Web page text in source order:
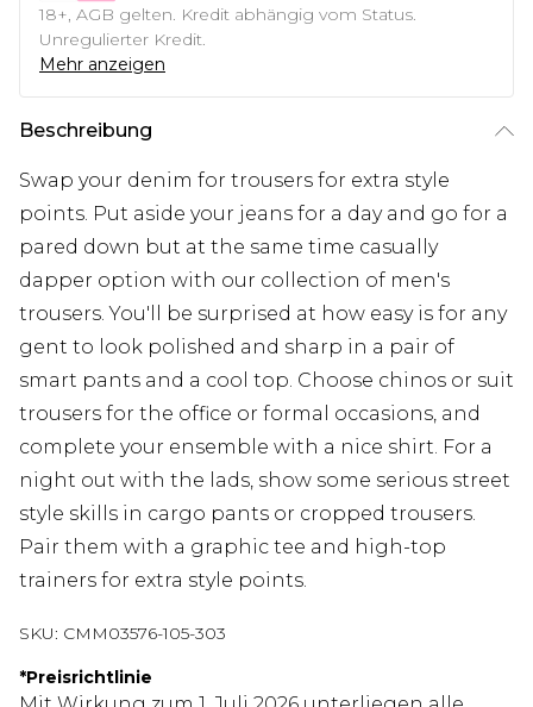
18+, AGB gelten. Kredit abhängig vom Status.
Unregulierter Kredit.
Mehr anzeigen
Beschreibung
Swap your denim for trousers for extra style
points. Put aside your jeans for a day and go for a
pared down but at the same time casually
dapper option with our collection of men's
trousers. You'll be surprised at how easy is for any
gent to look polished and sharp in a pair of
smart pants and a cool top. Choose chinos or suit
trousers for the office or formal occasions, and
complete your ensemble with a nice shirt. For a
night out with the lads, show some serious street
style skills in cargo pants or cropped trousers.
Pair them with a graphic tee and high-top
trainers for extra style points.
SKU: CMM03576-105-303
*Preisrichtlinie